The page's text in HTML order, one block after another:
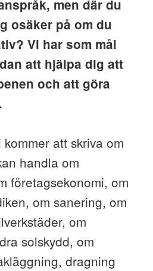
men där du
osäker på om du
Vi har som mål
att hjälpa dig att
och att göra
att skriva om
handla om
företagsekonomi, om
om sanering, om
om
solskydd, om
dragning